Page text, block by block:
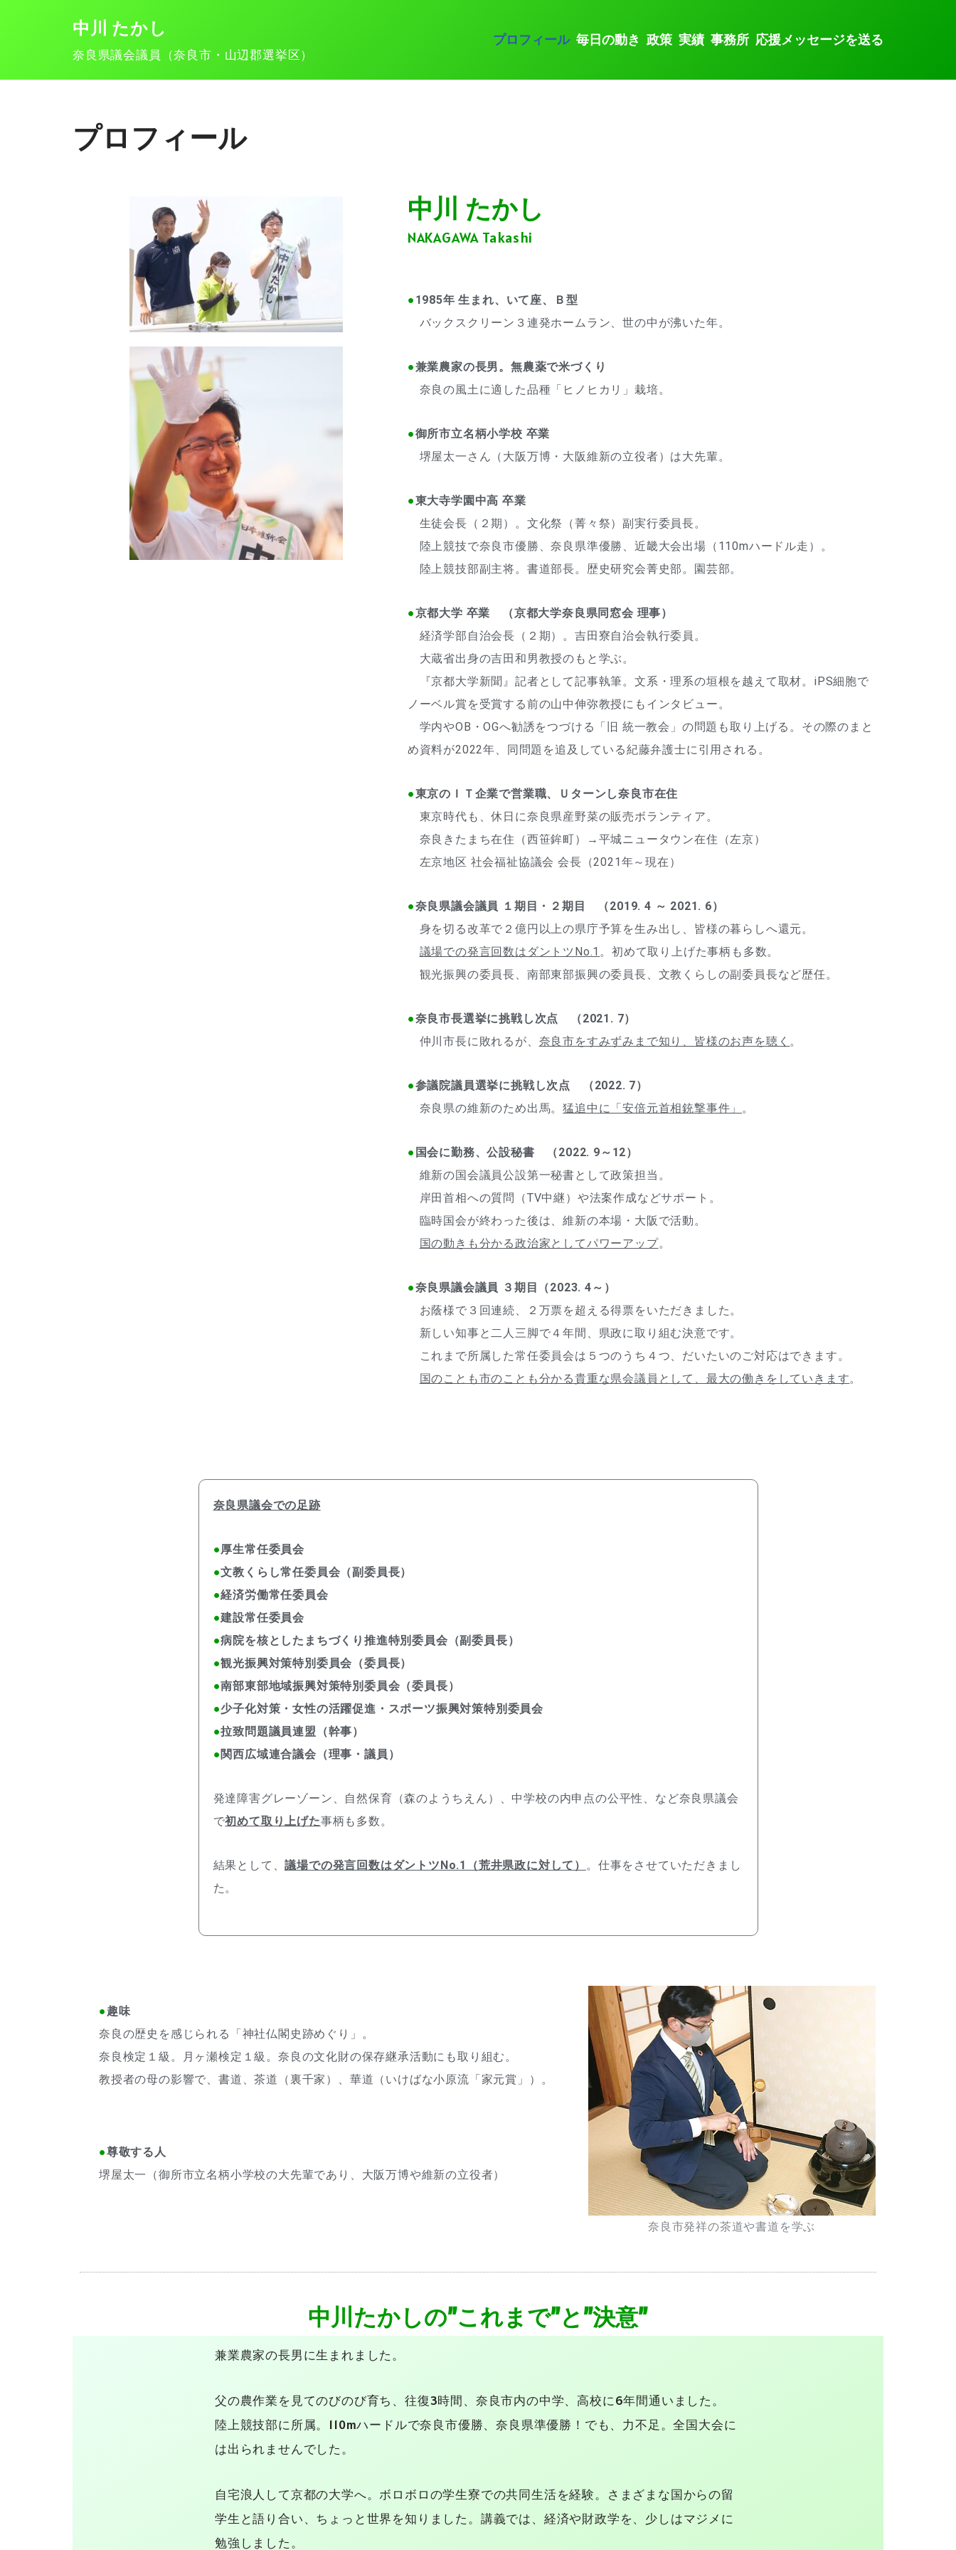
中川 たかし
奈良県議会議員（奈良市・山辺郡選挙区）
プロフィール 毎日の動き 政策 実績 事務所 応援メッセージを送る
プロフィール
中川 たかし
NAKAGAWA Takashi
● 1985年 生まれ、いて座、Ｂ型
バックスクリーン３連発ホームラン、世の中が沸いた年。
●兼業農家の長男。無農薬で米づくり
奈良の風土に適した品種 「ヒノヒカリ」栽培。
●御所市立名柄小学校 卒業
堺屋太一さん（大阪万博・大阪維新の立役者）は大先輩。
●東大寺学園中高 卒業
生徒会長（２期）。文化祭（菁々祭）副実行委員長。
陸上競技で奈良市優勝、奈良県準優勝、近畿大会出場（110mハードル走）。
陸上競技部副主将。書道部長。歴史研究会菁史部。園芸部。
●京都大学 卒業 （京都大学奈良県同窓会 理事）
経済学部自治会長（２期）。吉田寮自治会執行委員。
大蔵省出身の吉田和男教授のもと学ぶ。
『京都大学新聞』記者として記事執筆。文系・理系の垣根を越えて取材。iPS細胞で
ノーベル賞を受賞する前の山中伸弥教授に もインタビュー。
学内やOB・OGへ勧誘をつづける「旧 統一教会」の問題も取り上げる。その際のまと
め資料が2022年、同問題を追及している紀藤弁護士に引用される。
●東京のＩＴ企業で営業職、Ｕターンし奈良市在住
東京時代も、休日に奈良県産野菜の販売ボランティア。
奈良きたまち在住（西笹鉾町）→平城ニュータウン在住（左京）
左京地区 社会福祉協議会 会長（2021年～現在）
●奈良県議会議員 １期目・２期目 （2019. 4 ～ 2021. 6）
身を切る改革で２億円以上の県庁予算を生み出し、皆様の暮らしへ還元。
議場での発言回数はダントツNo.1 。初めて取り上げた事柄も多数。
観光振興の委員長、南部東部振興の委員長、文教くらしの副委員長など歴任。
●奈良市長選挙に挑戦し次点 （2021. 7）
仲川市長に敗れるが、 奈良市をすみずみまで知り、皆様のお声を聴く 。
●参議院議員選挙に挑戦し次点 （2022. 7）
奈良県の維新のため出馬。猛追中に「安倍元首相銃撃事件」 。
● 国会に勤務、公設秘書 （2022. 9～12）
維新の国会議員公設第一秘書として政策担当。
岸田首相への質問（TV中継）や法案作成などサポート。
臨時国会が終わった後は、維新の本場・大阪で活動。
国の動きも分かる政治家としてパワーアップ。
●奈良県議会議員 ３期目（2023. 4～）
お蔭様で３回連続、２万票を超える得票をいただきました。
新しい知事と二人三脚で４年間、県政に取り組む決意です。
これまで所属した常任委員会は５つのうち４つ、だいたいのご対応はできます。
国のことも市のことも分かる貴重な県会議員として、最大の働きをしていきます。
奈良県議会での足跡
●厚生常任委員会
●文教くらし常任委員会（副委員長）
●経済労働常任委員会
●建設常任委員会
●病院を核としたまちづくり推進特別委員会（副委員長）
●観光振興対策特別委員会（委員長）
●南部東部地域振興対策特別委員会（委員長）
●少子化対策・女性の活躍促進・スポーツ振興対策特別委員会
●拉致問題議員連盟（幹事）
● 関西広域連合議会（理事・議員）
発達障害グレーゾーン、自然保育（森のようちえん）、中学校の内申点の公平性、など奈良県議会
で初めて取り上げた事柄も多数。
結果として、議場での発言回数はダントツNo.1（荒井県政に対して） 。仕事をさせていただきまし
た。
● 趣味
奈良の歴史を感じられる「神社仏閣史跡めぐり」。
奈良検定１級。月ヶ瀬検定１級。奈良の文化財の保存継承活動にも取り組む。
教授者の母の影響で、書道、茶道（裏千家）、華道（いけばな小原流「家元賞」）。
●尊敬する人
堺屋太一（御所市立名柄小学校の大先輩であり、大阪万博や維新の立役者）
奈良市発祥の茶道や書道を学ぶ
中川たかしの”これまで”と”決意”
兼業農家の長男に生まれました。
父の農作業を見てのびのび育ち、往復3時間、奈良市内の中学、高校に6年間通いました。
陸上競技部に所属。110mハードルで奈良市優勝、奈良県準優勝！でも、力不足。全国大会に
は出られませんでした。
自宅浪人して京都の大学へ。ボロボロの学生寮での共同生活を経験。さまざまな国からの留
学生と語り合い、ちょっと世界を知りました。講義では、経済や財政学を、少しはマジメに
勉強しました。